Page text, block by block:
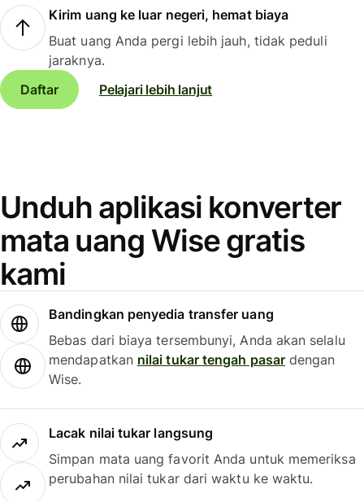
Kirim uang ke luar negeri, hemat biaya
Buat uang Anda pergi lebih jauh, tidak peduli
jaraknya.
Daftar
Pelajari lebih lanjut
Unduh aplikasi konverter
mata uang Wise gratis
kami
Bandingkan penyedia transfer uang
Bebas dari biaya tersembunyi, Anda akan selalu
mendapatkan nilai tukar tengah pasardengan
Wise.
Lacak nilai tukar langsung
Simpan mata uang favorit Anda untuk memeriksa
perubahan nilai tukar dari waktu ke waktu.